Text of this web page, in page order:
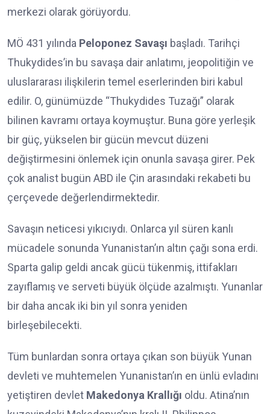
merkezi olarak görüyordu.
MÖ 431 yılında Peloponez Savaşı başladı. Tarihçi
Thukydides’in bu savaşa dair anlatımı, jeopolitiğin ve
uluslararası ilişkilerin temel eserlerinden biri kabul
edilir. O, günümüzde “Thukydides Tuzağı” olarak
bilinen kavramı ortaya koymuştur. Buna göre yerleşik
bir güç, yükselen bir gücün mevcut düzeni
değiştirmesini önlemek için onunla savaşa girer. Pek
çok analist bugün ABD ile Çin arasındaki rekabeti bu
çerçevede değerlendirmektedir.
Savaşın neticesi yıkıcıydı. Onlarca yıl süren kanlı
mücadele sonunda Yunanistan’ın altın çağı sona erdi.
Sparta galip geldi ancak gücü tükenmiş, ittifakları
zayıflamış ve serveti büyük ölçüde azalmıştı. Yunanlar
bir daha ancak iki bin yıl sonra yeniden
birleşebilecekti.
Tüm bunlardan sonra ortaya çıkan son büyük Yunan
devleti ve muhtemelen Yunanistan’ın en ünlü evladını
yetiştiren devlet Makedonya Krallığı oldu. Atina’nın